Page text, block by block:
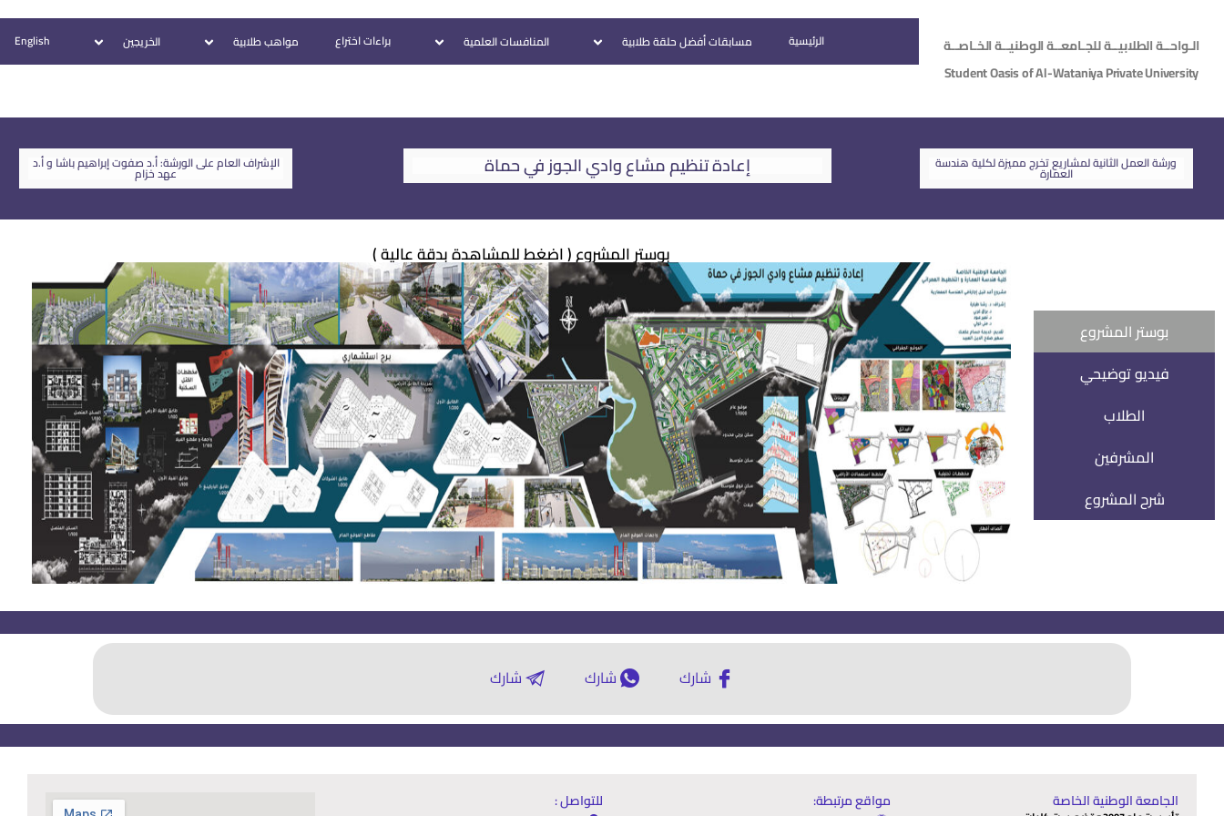
الـواحــة الطلابيــة للجـامعــة الوطنيــة الخـاصــة
Student Oasis of Al-Wataniya Private University
الرئيسية مسابقات أفضل حلقة طلابية المنافسات العلمية براءات اختراع مواهب طلابية الخريجين English
ورشة العمل الثانية لمشاريع تخرج مميزة لكلية هندسة
العمارة إعادة تنظيم مشاع وادي الجوز في حماة الإشراف العام على الورشة: أ.د صفوت إبراهيم باشا و أ.د
عهد خزام
بوستر المشروع
فيديو توضيحي
الطلاب
المشرفين
شرح المشروع
بوستر المشروع ( اضغط للمشاهدة بدقة عالية )
شارك شارك شارك
الجامعة الوطنية الخاصة مواقع مرتبطة: للتواصل :